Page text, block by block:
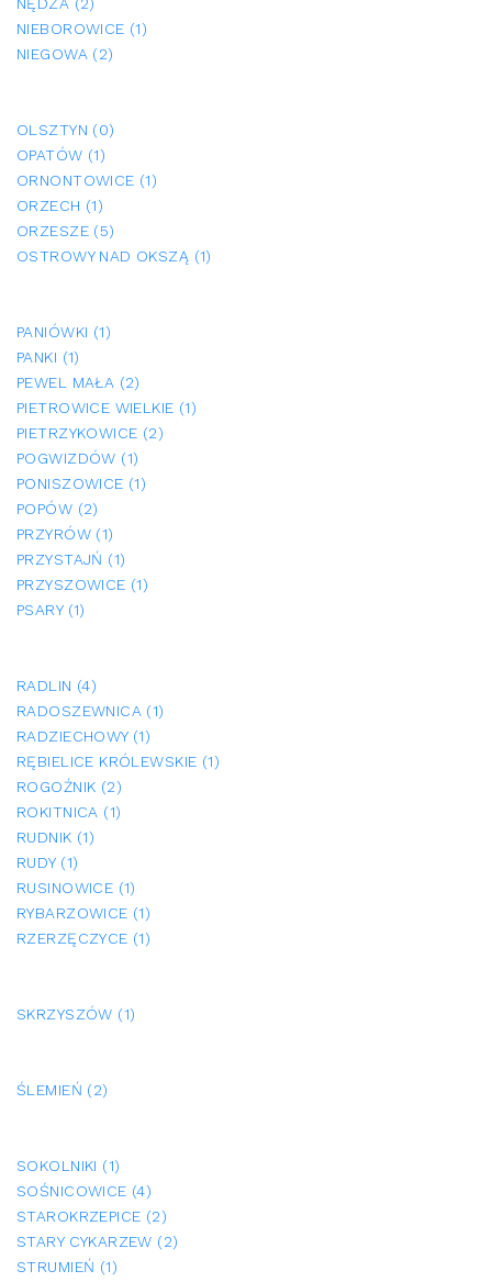
NIEBOROWICE (1)
NIEGOWA (2)
OLSZTYN (0)
OPATÓW (1)
ORNONTOWICE (1)
ORZECH (1)
ORZESZE (5)
OSTROWY NAD OKSZĄ (1)
PANIÓWKI (1)
PANKI (1)
PEWEL MAŁA (2)
PIETROWICE WIELKIE (1)
PIETRZYKOWICE (2)
POGWIZDÓW (1)
PONISZOWICE (1)
POPÓW (2)
PRZYRÓW (1)
PRZYSTAJŃ (1)
PRZYSZOWICE (1)
PSARY (1)
RADLIN (4)
RADOSZEWNICA (1)
RADZIECHOWY (1)
RĘBIELICE KRÓLEWSKIE (1)
ROGOŹNIK (2)
ROKITNICA (1)
RUDNIK (1)
RUDY (1)
RUSINOWICE (1)
RYBARZOWICE (1)
RZERZĘCZYCE (1)
SKRZYSZÓW (1)
ŚLEMIEŃ (2)
SOKOLNIKI (1)
SOŚNICOWICE (4)
STAROKRZEPICE (2)
STARY CYKARZEW (2)
STRUMIEŃ (1)